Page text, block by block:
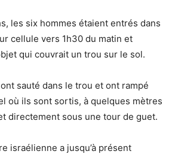
les six hommes étaient entrés dans
cellule vers 1h30 du matin et
qui couvrait un trou sur le sol.
ont sauté dans le trou et ont rampé
où ils sont sortis, à quelques mètres
directement sous une tour de guet.
israélienne a jusqu’à présent